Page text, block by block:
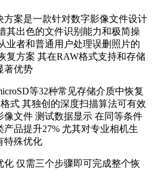
案是一款针对数字影像文件设计
其出色的文件识别能力和极简操
业者和普通用户处理误删照片的
复方案 其在RAW格式支持和存储
著优势
等32种常见存储介质中恢复
式 其独创的深度扫描算法可有效
文件 测试数据显示 在同等条件
品提升27% 尤其对专业相机生
特殊优化
仅需三个步骤即可完成整个恢